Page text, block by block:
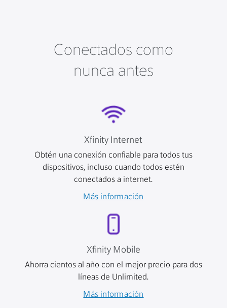
Conectados como
nunca antes
Xfinity Internet
Obtén una conexión confiable para todos tus
dispositivos, incluso cuando todos estén
conectados a internet.
Más información
Xfinity Mobile
Ahorra cientos al año con el mejor precio para dos
líneas de Unlimited.
Más información